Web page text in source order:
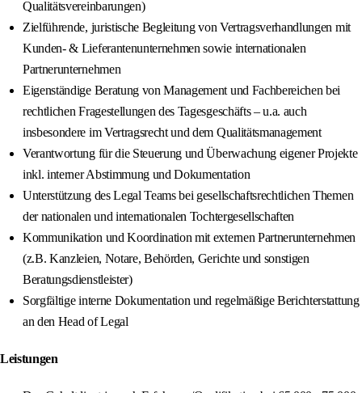
Qualitätsvereinbarungen)
Zielführende, juristische Begleitung von Vertragsverhandlungen mit
Kunden- & Lieferantenunternehmen sowie internationalen
Partnerunternehmen
Eigenständige Beratung von Management und Fachbereichen bei
rechtlichen Fragestellungen des Tagesgeschäfts – u.a. auch
insbesondere im Vertragsrecht und dem Qualitätsmanagement
Verantwortung für die Steuerung und Überwachung eigener Projekte
inkl. interner Abstimmung und Dokumentation
Unterstützung des Legal Teams bei gesellschaftsrechtlichen Themen
der nationalen und internationalen Tochtergesellschaften
Kommunikation und Koordination mit externen Partnerunternehmen
(z.B. Kanzleien, Notare, Behörden, Gerichte und sonstigen
Beratungsdienstleister)
Sorgfältige interne Dokumentation und regelmäßige Berichterstattung
an den Head of Legal
Leistungen